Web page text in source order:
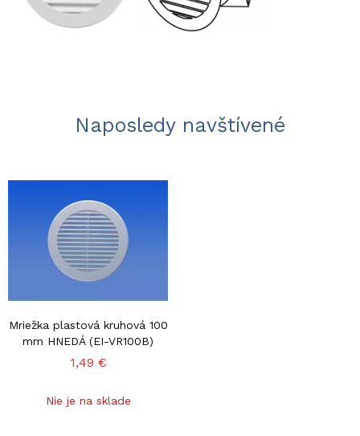
Naposledy navštívené
Mriežka plastová kruhová 100
mm HNEDÁ (EI-VR100B)
1,49 €
Nie je na sklade